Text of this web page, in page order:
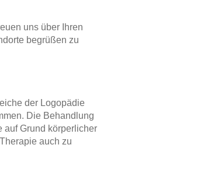
uns über Ihren
begrüßen zu
der Logopädie
Die Behandlung
auf Grund körperlicher
auch zu